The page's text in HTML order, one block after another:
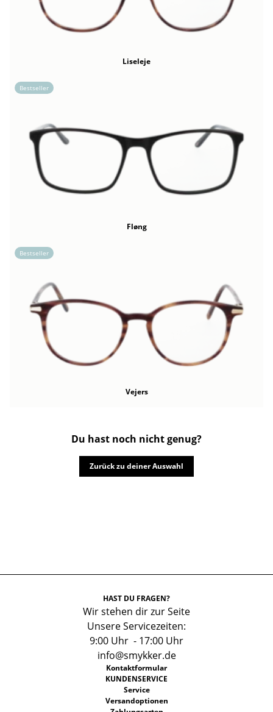
Liseleje
Bestseller
Fløng
Bestseller
Vejers
Du hast noch nicht genug?
Zurück zu deiner Auswahl
HAST DU FRAGEN?
Wir stehen dir zur Seite
Unsere Servicezeiten:
9:00 Uhr - 17:00 Uhr
info@smykker.de
Kontaktformular
KUNDENSERVICE
Service
Versandoptionen